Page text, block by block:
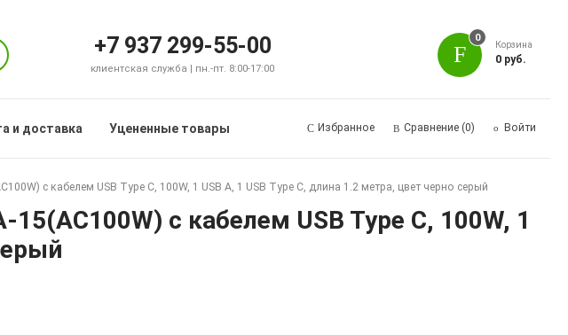
+7 937 299-55-00
клиентская служба | пн.-пт. 8:00-17:00
0
Корзина
0 руб.
и доставка Уцененные товары Избранное Сравнение (0) Войти
с кабелем USB Type C, 100W, 1 USB A, 1 USB Type C, длина 1.2 метра, цвет черно серый
с кабелем USB Type C, 100W, 1